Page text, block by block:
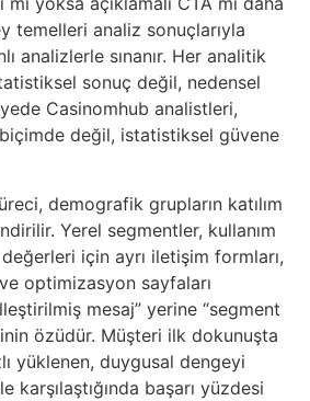
temelleri analiz sonuçlarıyla
analizlerle sınanır. Her analitik
sonuç değil, nedensel
Casinomhub analistleri,
biçimde değil, istatistiksel güvene
demografik grupların katılım
Yerel segmentler, kullanım
değerleri için ayrı iletişim formları,
optimizasyon sayfaları
mesaj” yerine “segment
özüdür. Müşteri ilk dokunuşta
yüklenen, duygusal dengeyi
karşılaştığında başarı yüzdesi